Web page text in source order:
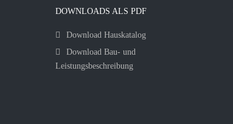
DOWNLOADS ALS PDF
Download Hauskatalog
Download Bau- und
Leistungsbeschreibung